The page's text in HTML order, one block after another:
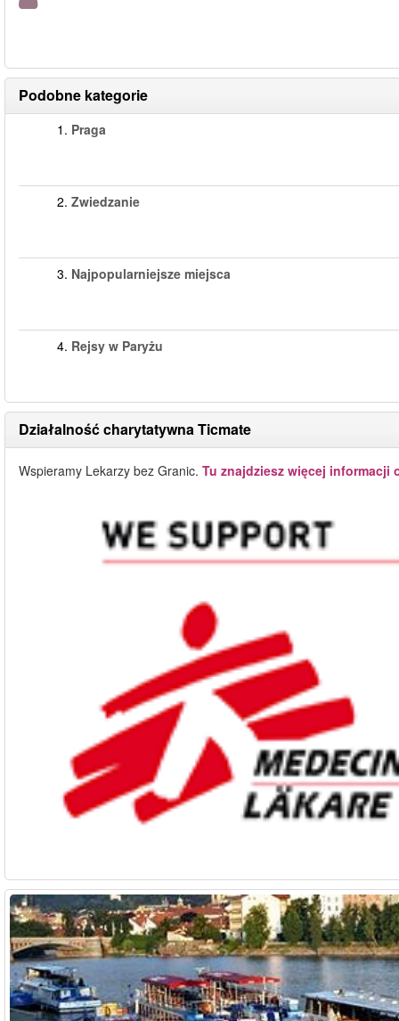
Podobne kategorie
1. Praga
2. Zwiedzanie
3. Najpopularniejsze miejsca
4. Rejsy w Paryżu
Działalność charytatywna Ticmate
Wspieramy Lekarzy bez Granic. Tu znajdziesz więcej informacji